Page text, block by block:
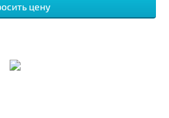
цену